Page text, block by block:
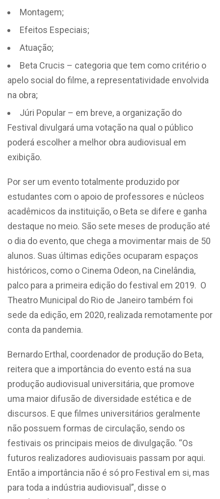
Montagem;
Efeitos Especiais;
Atuação;
Beta Crucis – categoria que tem como critério o
apelo social do filme, a representatividade envolvida
na obra;
Júri Popular – em breve, a organização do
Festival divulgará uma votação na qual o público
poderá escolher a melhor obra audiovisual em
exibição.
Por ser um evento totalmente produzido por
estudantes com o apoio de professores e núcleos
acadêmicos da instituição, o Beta se difere e ganha
destaque no meio. São sete meses de produção até
o dia do evento, que chega a movimentar mais de 50
alunos. Suas últimas edições ocuparam espaços
históricos, como o Cinema Odeon, na Cinelândia,
palco para a primeira edição do festival em 2019. O
Theatro Municipal do Rio de Janeiro também foi
sede da edição, em 2020, realizada remotamente por
conta da pandemia.
Bernardo Erthal, coordenador de produção do Beta,
reitera que a importância do evento está na sua
produção audiovisual universitária, que promove
uma maior difusão de diversidade estética e de
discursos. E que filmes universitários geralmente
não possuem formas de circulação, sendo os
festivais os principais meios de divulgação. “Os
futuros realizadores audiovisuais passam por aqui.
Então a importância não é só pro Festival em si, mas
para toda a indústria audiovisual”, disse o